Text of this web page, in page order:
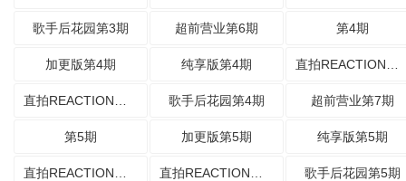
歌手后花园第3期 超前营业第6期 第4期
加更版第4期 纯享版第4期
歌手后花园第4期 超前营业第7期
第5期 加更版第5期 纯享版第5期
歌手后花园第5期